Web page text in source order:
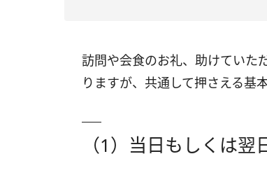
訪問や会食のお礼、助けていた
りますが、共通して押さえる基
（1）当日もしくは